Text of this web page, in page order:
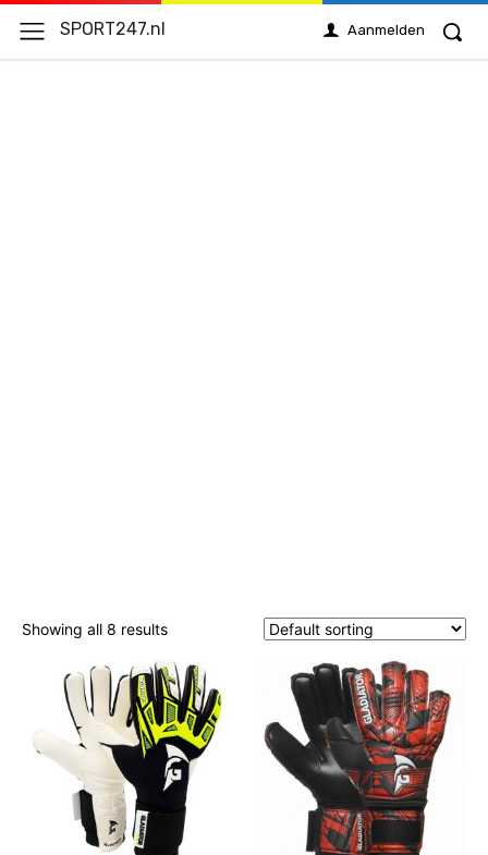
SPORT247.nl Aanmelden
Showing all 8 results